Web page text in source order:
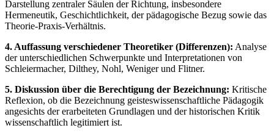
Darstellung zentraler Säulen der Richtung, insbesondere
Hermeneutik, Geschichtlichkeit, der pädagogische Bezug sowie das
Theorie-Praxis-Verhältnis.
4. Auffassung verschiedener Theoretiker (Differenzen): Analyse
der unterschiedlichen Schwerpunkte und Interpretationen von
Schleiermacher, Dilthey, Nohl, Weniger und Flitner.
5. Diskussion über die Berechtigung der Bezeichnung: Kritische
Reflexion, ob die Bezeichnung geisteswissenschaftliche Pädagogik
angesichts der erarbeiteten Grundlagen und der historischen Kritik
wissenschaftlich legitimiert ist.